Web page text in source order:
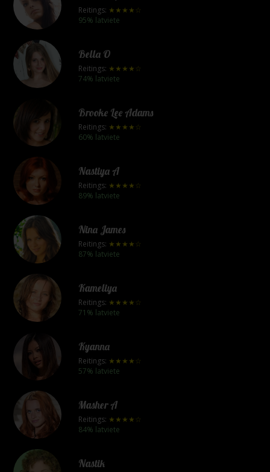
Reitings: ★★★★☆
95% latviete
Bella O
Reitings: ★★★★☆
74% latviete
Brooke Lee Adams
Reitings: ★★★★☆
60% latviete
Nastiya A
Reitings: ★★★★☆
89% latviete
Nina James
Reitings: ★★★★☆
87% latviete
Kameliya
Reitings: ★★★★☆
71% latviete
Kyanna
Reitings: ★★★★☆
57% latviete
Masher A
Reitings: ★★★★☆
84% latviete
Nastik